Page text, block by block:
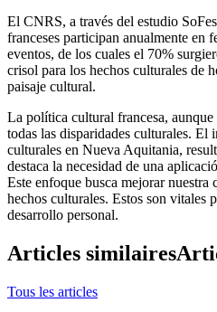
El CNRS, a través del estudio
franceses participan anualmente en
eventos, de los cuales el 70%
crisol para los hechos culturales de
paisaje cultural.
La política cultural francesa,
todas las disparidades culturales. El
culturales en Nueva Aquitania,
destaca la necesidad de una
Este enfoque busca mejorar
hechos culturales. Estos son vitales
desarrollo personal.
Articles similaires
Tous les articles